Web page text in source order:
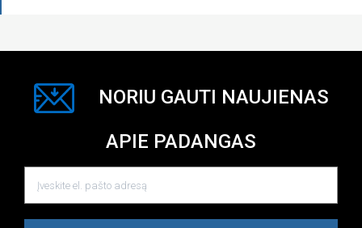
NORIU GAUTI NAUJIENAS
APIE PADANGAS